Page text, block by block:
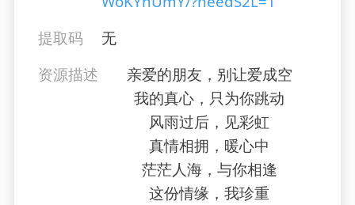
提取码
无
资源描述
亲爱的朋友，别让爱成空
我的真心，只为你跳动
风雨过后，见彩虹
真情相拥，暖心中
茫茫人海，与你相逢
这份情缘，我珍重